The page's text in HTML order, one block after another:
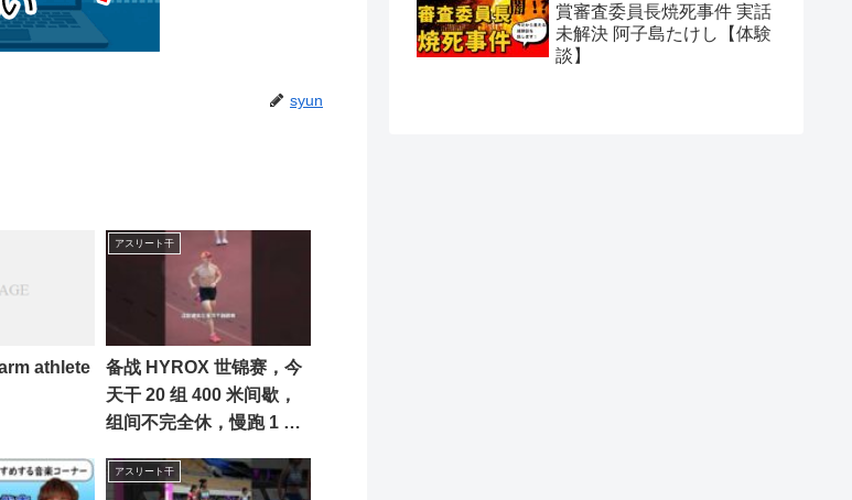
syun
athlete
アスリート干
备战 HYROX 世锦赛，今
天干 20 组 400 米间歇，
组间不完全休，慢跑 1 分
アスリート干
賞審査委員長焼死事件 実話
未解決 阿子島たけし【体験
談】